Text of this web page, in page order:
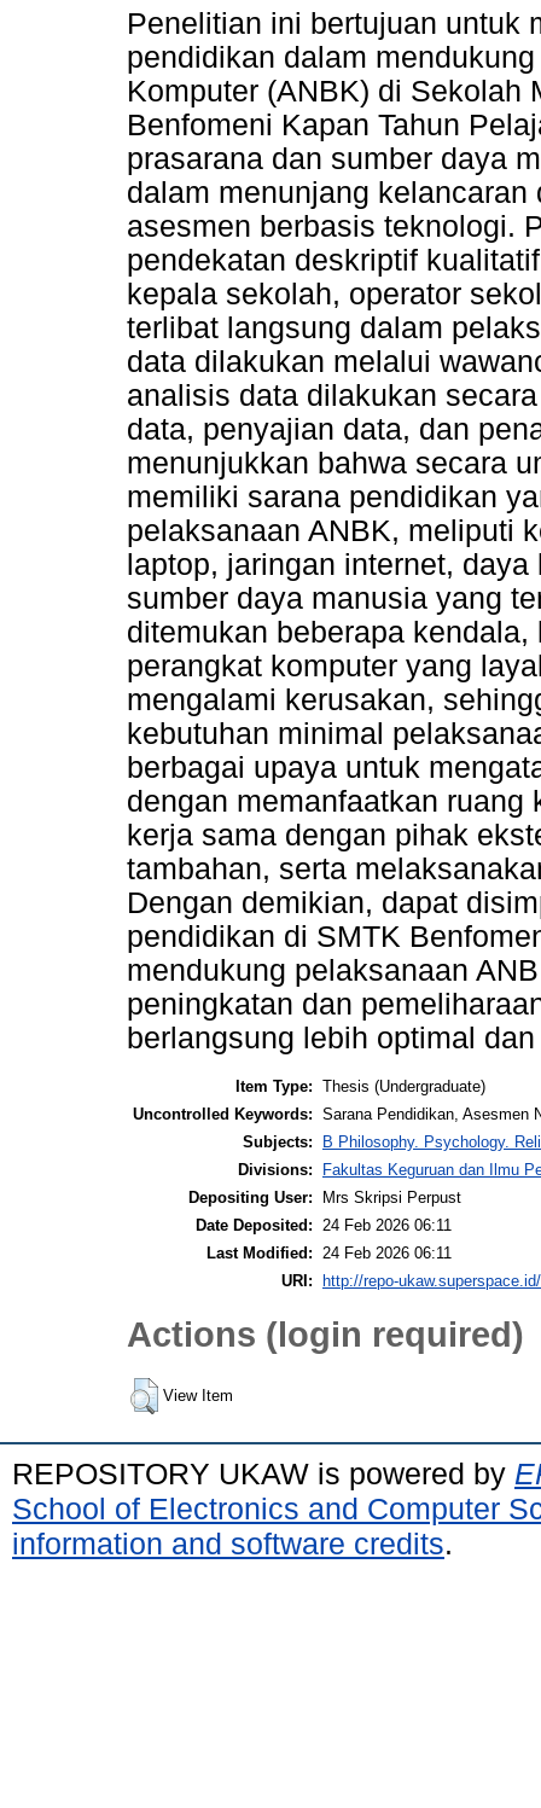
Penelitian ini bertujuan untuk
pendidikan dalam
Komputer (ANBK) di Sekolah
Benfomeni Kapan Tahun
prasarana dan sumber daya
dalam menunjang
asesmen berbasis teknologi.
pendekatan deskriptif
kepala sekolah, operator
terlibat langsung dalam
data dilakukan melalui
analisis data dilakukan
data, penyajian data, dan
menunjukkan bahwa secara
memiliki sarana pendidikan
pelaksanaan ANBK, meliputi
laptop, jaringan internet,
sumber daya manusia yang
ditemukan beberapa
perangkat komputer yang
mengalami kerusakan,
kebutuhan minimal
berbagai upaya untuk
dengan memanfaatkan
kerja sama dengan pihak
tambahan, serta
Dengan demikian, dapat
pendidikan di SMTK
mendukung pelaksanaan
peningkatan dan
berlangsung lebih optimal
Item Type: Thesis (Undergraduate)
Uncontrolled Keywords: Sarana Pendidikan, Asesmen
Subjects:
B Philosophy. Psychology.
Divisions:
Fakultas Keguruan dan Ilmu
Depositing User:
Mrs Skripsi Perpust
Date Deposited:
24 Feb 2026 06:11
Last Modified:
24 Feb 2026 06:11
URI:
http://repo-
Actions (login required)
View Item
REPOSITORY UKAW is powered by
School of Electronics and Computer
information and software credits.